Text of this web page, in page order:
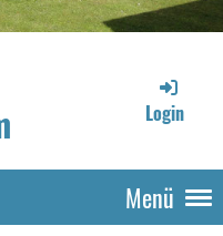
Login
Menü